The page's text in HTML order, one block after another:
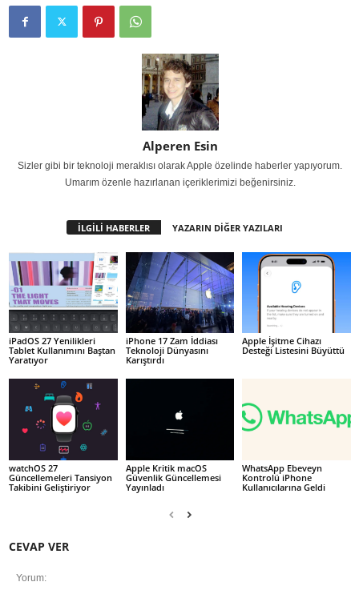
Alperen Esin
Sizler gibi bir teknoloji meraklısı olarak Apple özelinde haberler yapıyorum.
Umarım özenle hazırlanan içeriklerimizi beğenirsiniz.
İLGİLİ HABERLER YAZARIN DİĞER YAZILARI
iPadOS 27 Yenilikleri
Tablet Kullanımını Baştan
Yaratıyor
iPhone 17 Zam İddiası
Teknoloji Dünyasını
Karıştırdı
Apple İşitme Cihazı
Desteği Listesini Büyüttü
watchOS 27
Güncellemeleri Tansiyon
Takibini Geliştiriyor
Apple Kritik macOS
Güvenlik Güncellemesi
Yayınladı
WhatsApp Ebeveyn
Kontrolü iPhone
Kullanıcılarına Geldi
CEVAP VER